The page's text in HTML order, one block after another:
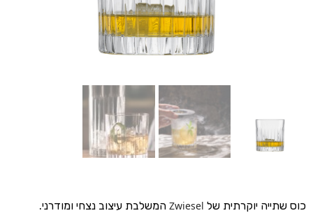
כוס שתייה יוקרתית של Zwiesel המשלבת עיצוב נצחי ומודרני.